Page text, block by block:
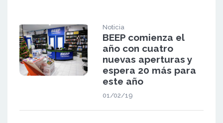
Noticia
BEEP comienza el
año con cuatro
nuevas aperturas y
espera 20 más para
este año
01/02/19